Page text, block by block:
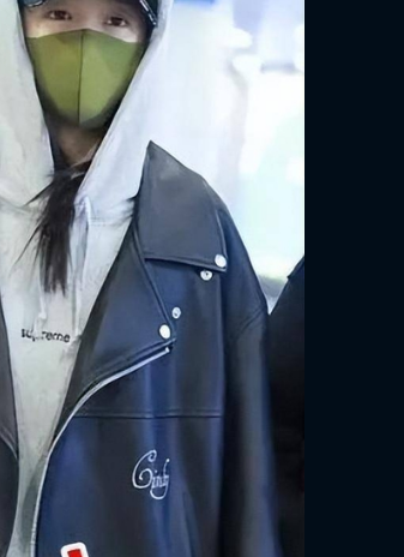
GOOGLE